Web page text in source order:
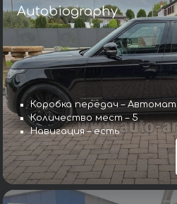
Autobiography
Коробка передач – Автомат
Количество мест – 5
Навигация – есть